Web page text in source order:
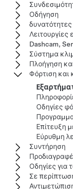
Οδήγηση
Λειτουργίες
Dashcam,
Σύστημα
Πλοήγηση
Φόρτιση και
Οδηγίες
Επίτευξη
Εύρυθμη
Συντήρηση
Οδηγίες για
Σε